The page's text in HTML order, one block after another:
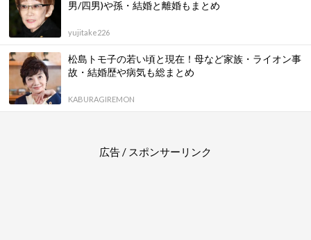
男/四男)や孫・結婚と離婚もまとめ
yujitake226
松島トモ子の若い頃と現在！母など家族・ライオン事
故・結婚歴や病気も総まとめ
KABURAGIREMON
広告 / スポンサーリンク